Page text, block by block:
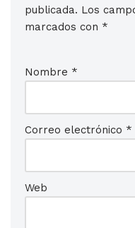
publicada. Los
marcados con *
Nombre *
Correo electrónico *
Web